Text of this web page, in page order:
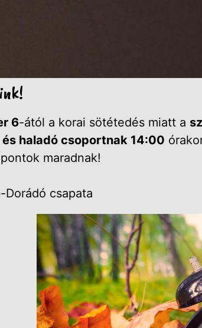
6-ától a korai sötétedés miatt a
haladó csoportnak 14:00
maradnak!
csapata